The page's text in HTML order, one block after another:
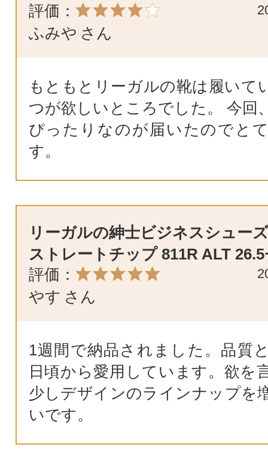
評価：
ふみや さん
もともとリーガルの靴は履いて
つが欲しいところでした。 今回
ぴったりなのが届いたのでと
す。
リーガルの紳士ビジネスシュー
ストレートチップ 811R ALT
評価：
やす さん
1週間で納品されました。品質
日頃から愛用しています。欲を
少しデザインのラインナップを
いです。